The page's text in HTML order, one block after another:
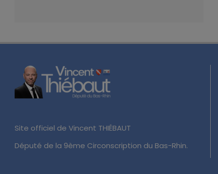
Site officiel de Vincent THIÉBAUT
Député de la 9ème Circonscription du Bas-Rhin.